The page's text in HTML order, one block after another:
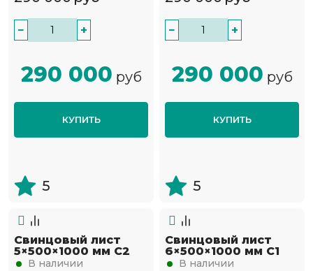
− +
290 000 руб
КУПИТЬ
5
− +
290 000 руб
КУПИТЬ
5
Свинцовый лист
5×500×1000 мм С2
В наличии
Свинцовый лист
6×500×1000 мм С1
В наличии